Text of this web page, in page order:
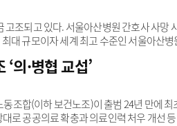
가 불안을 느끼는 부분은 ’심평원장의 결
어렵게 만들 것”이라고 우려했다.복지부 고
조되고 있다. 서울아산병원 간호사 사망
대 규모이자 세계 최고 수준인 서울아산
을 받았어야 하는데, 공교롭게 수술
다.의료계는 물론 사회 전반적으로 큰 충격
운 실상이라고 ..
의·병협 교섭’
조합(이하 보건노조)이 출범 24년 만에
로 공공의료 확충과 의료인력 처우 개선